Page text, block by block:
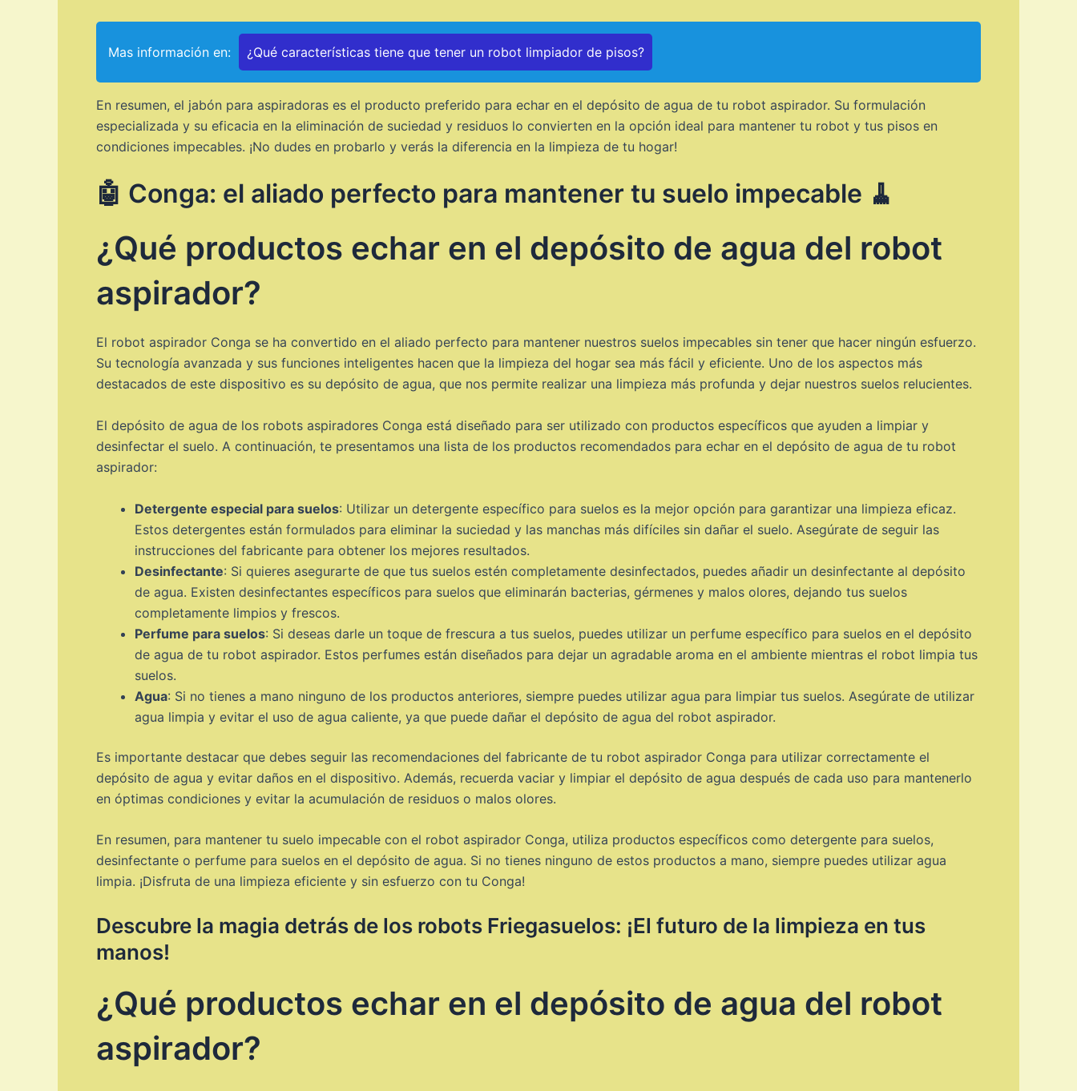
Mas información en: ¿Qué características tiene que tener un robot limpiador de pisos?
En resumen, el jabón para aspiradoras es el producto preferido para echar en el depósito de agua de tu robot aspirador. Su formulación
especializada y su eficacia en la eliminación de suciedad y residuos lo convierten en la opción ideal para mantener tu robot y tus pisos en
condiciones impecables. ¡No dudes en probarlo y verás la diferencia en la limpieza de tu hogar!
🤖 Conga: el aliado perfecto para mantener tu suelo impecable 🧹
¿Qué productos echar en el depósito de agua del robot
aspirador?
El robot aspirador Conga se ha convertido en el aliado perfecto para mantener nuestros suelos impecables sin tener que hacer ningún esfuerzo.
Su tecnología avanzada y sus funciones inteligentes hacen que la limpieza del hogar sea más fácil y eficiente. Uno de los aspectos más
destacados de este dispositivo es su depósito de agua, que nos permite realizar una limpieza más profunda y dejar nuestros suelos relucientes.
El depósito de agua de los robots aspiradores Conga está diseñado para ser utilizado con productos específicos que ayuden a limpiar y
desinfectar el suelo. A continuación, te presentamos una lista de los productos recomendados para echar en el depósito de agua de tu robot
aspirador:
Detergente especial para suelos: Utilizar un detergente específico para suelos es la mejor opción para garantizar una limpieza eficaz.
Estos detergentes están formulados para eliminar la suciedad y las manchas más difíciles sin dañar el suelo. Asegúrate de seguir las
instrucciones del fabricante para obtener los mejores resultados.
Desinfectante: Si quieres asegurarte de que tus suelos estén completamente desinfectados, puedes añadir un desinfectante al depósito
de agua. Existen desinfectantes específicos para suelos que eliminarán bacterias, gérmenes y malos olores, dejando tus suelos
completamente limpios y frescos.
Perfume para suelos: Si deseas darle un toque de frescura a tus suelos, puedes utilizar un perfume específico para suelos en el depósito
de agua de tu robot aspirador. Estos perfumes están diseñados para dejar un agradable aroma en el ambiente mientras el robot limpia tus
suelos.
Agua: Si no tienes a mano ninguno de los productos anteriores, siempre puedes utilizar agua para limpiar tus suelos. Asegúrate de utilizar
agua limpia y evitar el uso de agua caliente, ya que puede dañar el depósito de agua del robot aspirador.
Es importante destacar que debes seguir las recomendaciones del fabricante de tu robot aspirador Conga para utilizar correctamente el
depósito de agua y evitar daños en el dispositivo. Además, recuerda vaciar y limpiar el depósito de agua después de cada uso para mantenerlo
en óptimas condiciones y evitar la acumulación de residuos o malos olores.
En resumen, para mantener tu suelo impecable con el robot aspirador Conga, utiliza productos específicos como detergente para suelos,
desinfectante o perfume para suelos en el depósito de agua. Si no tienes ninguno de estos productos a mano, siempre puedes utilizar agua
limpia. ¡Disfruta de una limpieza eficiente y sin esfuerzo con tu Conga!
Descubre la magia detrás de los robots Friegasuelos: ¡El futuro de la limpieza en tus
manos!
¿Qué productos echar en el depósito de agua del robot
aspirador?